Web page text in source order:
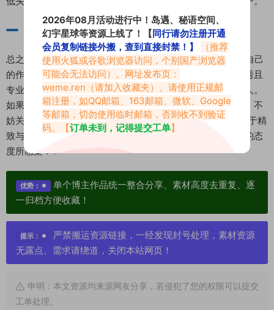
总结：从细节中发现美好
总之，无论是丝袜穿搭测评还是探店Vlog，倩婷miki都在用自己
的作品传递着一种对生活细节热爱的态度。她不仅是一位优秀且
专业的时尚博主，更是一个懂得享受生活、勇敢面对挑战的人。
如果你也喜欢时尚穿搭或者想要寻找一些关于生活的小灵感，不
妨关注这位宝藏UP主！相信在她的视频中，你会发现更多关于精
致与美好的瞬间，与此同时，也会被她那份对生活积极向上的态
度所感染！✨
优势：
单个博主作品统一整合分享、素材高度去重复、逐
一归档方便收藏！
提示：
严禁搬运资源链接，一经发现封号处理，素材资源
无露点、需求请绕道，关闭本站网页！
申明：本文资源均来源网友分享，若侵犯了您的权限可以提交
工单处理。
2026年08月活动进行中！岛遇、秘语空间、
幻宇星球等资源上线了！【同行请勿注册开通
会员复制链接外搬，查到直接封禁！】
（推荐
使用火狐或谷歌浏览器访问，个别国产浏览器
可能会无法访问）。网址发布页：
weme.ren （请加入收藏夹）。请使用正规邮
箱注册，如QQ邮箱、163邮箱、微软、Google
等邮箱，切勿使用临时邮箱，否则收不到验证
码。【订单未到，记得提交工单】